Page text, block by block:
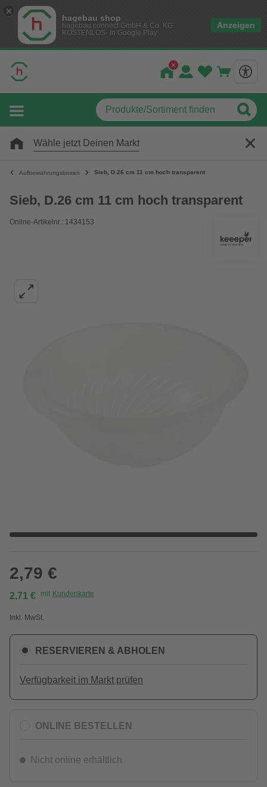
hagebau shop
hagebau connect GmbH & Co. KG
KOSTENLOS- In Google Play
Anzeigen
Wähle jetzt Deinen Markt
Aufbewahrungsboxen Sieb, D.26 cm 11 cm hoch transparent
Sieb, D.26 cm 11 cm hoch transparent
Online-Artikelnr.: 1434153
2,79 €
2,71 € mit Kundenkarte
Inkl. MwSt.
RESERVIEREN & ABHOLEN
Verfügbarkeit im Markt prüfen
ONLINE BESTELLEN
Nicht online erhältlich